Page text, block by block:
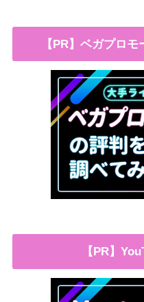
【PR】ベガプロ
【PR】